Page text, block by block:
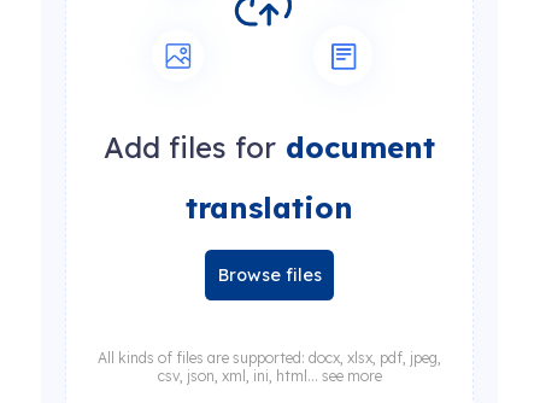
Add files for document
translation
Browse files
All kinds of files are supported: docx, xlsx, pdf, jpeg,
csv, json, xml, ini, html... see more